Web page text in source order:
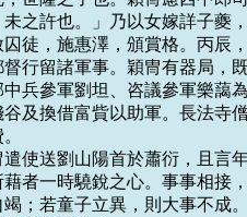
未之許也。」乃以女嫁詳子夔
囚徒，施惠澤，頒賞格。丙辰
督行留諸軍事。穎冑有器局，
中兵參軍劉坦、咨議參軍樂藹
谷及換借富貲以助軍。長法寺
遣使送劉山陽首於蕭衍，且
藉者一時驍銳之心。事事相接
竭；若童子立異，則大事不成